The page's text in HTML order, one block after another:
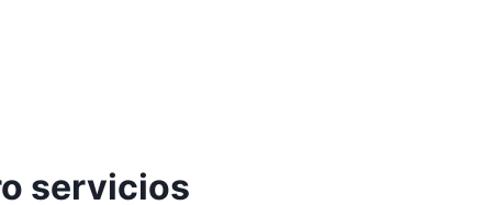
servicios